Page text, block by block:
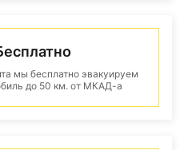
мы бесплатно эвакуируем
до 50 км. от МКАД-а